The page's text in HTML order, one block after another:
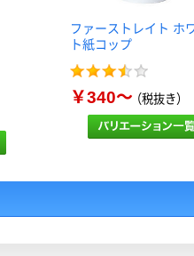
ファーストレイト ホ
ト紙コップ
￥340～（税抜き）